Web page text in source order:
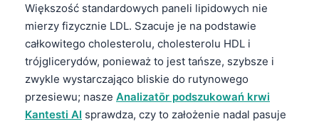
Większość standardowych paneli lipidowych nie
mierzy fizycznie LDL. Szacuje je na podstawie
całkowitego cholesterolu, cholesterolu HDL i
trójglicerydów, ponieważ to jest tańsze, szybsze i
zwykle wystarczająco bliskie do rutynowego
przesiewu; nasze Analizatōr podszukowań krwi
Kantesti AI sprawdza, czy to założenie nadal pasuje